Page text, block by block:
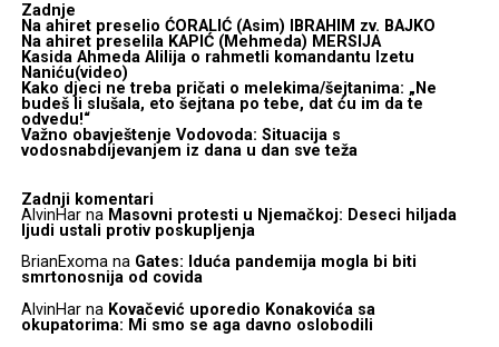
Zadnje
Na ahiret preselio ĆORALIĆ (Asim) IBRAHIM zv. BAJKO
Na ahiret preselila KAPIĆ (Mehmeda) MERSIJA
Kasida Ahmeda Alilija o rahmetli komandantu Izetu
Naniću(video)
Kako djeci ne treba pričati o melekima/šejtanima: „Ne
budeš li slušala, eto šejtana po tebe, dat ću im da te
odvedu!“
Važno obavještenje Vodovoda: Situacija s
vodosnabdijevanjem iz dana u dan sve teža
Zadnji komentari
AlvinHarna Masovni protesti u Njemačkoj: Deseci hiljada
ljudi ustali protiv poskupljenja
BrianExomana Gates: Iduća pandemija mogla bi biti
smrtonosnija od covida
AlvinHarna Kovačević uporedio Konakovića sa
okupatorima: Mi smo se aga davno oslobodili